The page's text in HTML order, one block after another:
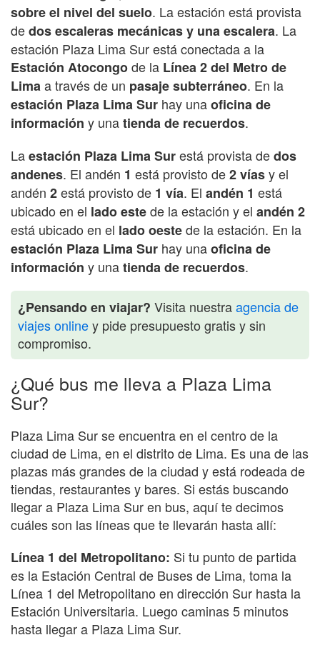
sobre el nivel del suelo. La estación está provista
dedos escaleras mecánicas y una escalera. La
estación Plaza Lima Sur está conectada a la
Estación Atocongode la Línea 2 del Metro de
Limaa través de un pasaje subterráneo. En la
estación Plaza Lima Sur hay unaoficina de
información y unatienda de recuerdos.
Laestación Plaza Lima Surestá provista dedos
andenes. El andén 1 está provisto de2 víasy el
andén 2está provisto de 1 vía. El andén 1 está
ubicado en el lado estede la estación y el andén 2
está ubicado en el lado oestede la estación. En la
estación Plaza Lima Sur hay unaoficina de
información y unatienda de recuerdos.
¿Pensando en viajar? Visita nuestraagencia de
viajes onliney pide presupuesto gratis y sin
compromiso.
¿Qué bus me lleva a Plaza Lima
Sur?
Plaza Lima Sur se encuentra en el centro de la
ciudad de Lima, en el distrito de Lima. Es una de las
plazas más grandes de la ciudad y está rodeada de
tiendas, restaurantes y bares. Si estás buscando
llegar a Plaza Lima Sur en bus, aquí te decimos
cuáles son las líneas que te llevarán hasta allí:
Línea 1 del Metropolitano: Si tu punto de partida
es la Estación Central de Buses de Lima, toma la
Línea 1 del Metropolitano en dirección Sur hasta la
Estación Universitaria. Luego caminas 5 minutos
hasta llegar a Plaza Lima Sur.